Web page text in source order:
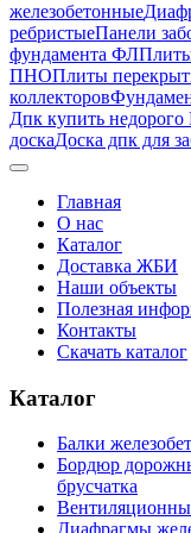
железобетонные
ребристыеПанели
фундамента ФЛ
ПНОПлиты
коллекторов
Дпк купить недорого
доскаДоска дпк для
Главная
О нас
Каталог
Доставка ЖБИ
Наши объекты
Полезная
Контакты
Скачать каталог
Каталог
Балки
Бордюр
брусчатка